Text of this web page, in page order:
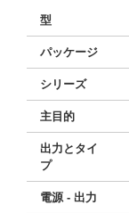
型
パッケージ
シリーズ
主目的
出力とタイ
プ
電源 - 出力